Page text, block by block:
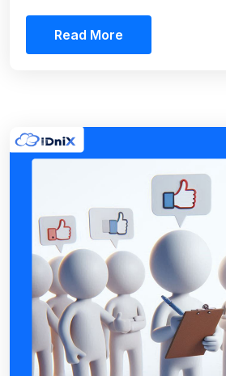
Read More